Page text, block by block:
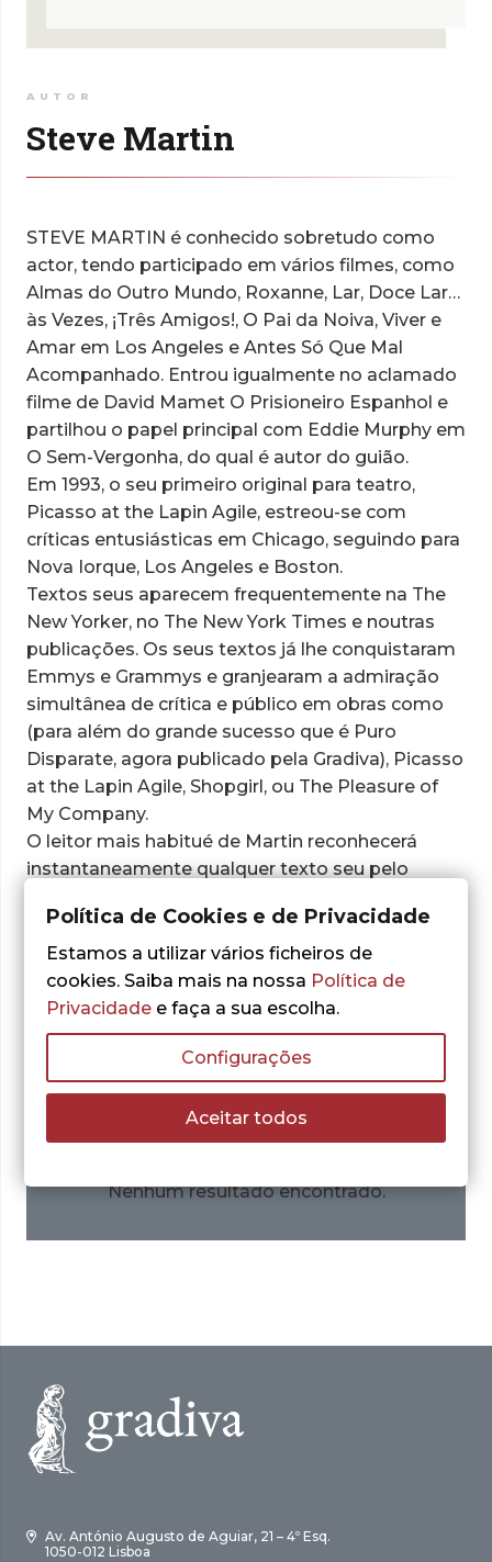
AUTOR
Steve Martin
STEVE MARTIN é conhecido sobretudo como
actor, tendo participado em vários filmes, como
Almas do Outro Mundo, Roxanne, Lar, Doce Lar…
às Vezes, ¡Três Amigos!, O Pai da Noiva, Viver e
Amar em Los Angeles e Antes Só Que Mal
Acompanhado. Entrou igualmente no aclamado
filme de David Mamet O Prisioneiro Espanhol e
partilhou o papel principal com Eddie Murphy em
O Sem-Vergonha, do qual é autor do guião.
Em 1993, o seu primeiro original para teatro,
Picasso at the Lapin Agile, estreou-se com
críticas entusiásticas em Chicago, seguindo para
Nova Iorque, Los Angeles e Boston.
Textos seus aparecem frequentemente na The
New Yorker, no The New York Times e noutras
publicações. Os seus textos já lhe conquistaram
Emmys e Grammys e granjearam a admiração
simultânea de crítica e público em obras como
(para além do grande sucesso que é Puro
Disparate, agora publicado pela Gradiva), Picasso
at the Lapin Agile, Shopgirl, ou The Pleasure of
My Company.
O leitor mais habitué de Martin reconhecerá
instantaneamente qualquer texto seu pelo
transbordante dos temas, e a simplicidade eficaz
do discurso. Puro Disparate é a porta de entrada
ideal para este universo de riso inteligente.
Obras do autor:
Nenhum resultado encontrado.
Av. António Augusto de Aguiar, 21 – 4º Esq.
1050-012 Lisboa
Política de Cookies e de Privacidade
Estamos a utilizar vários ficheiros de
cookies. Saiba mais na nossa Política de
Privacidade e faça a sua escolha.
Configurações
Aceitar todos